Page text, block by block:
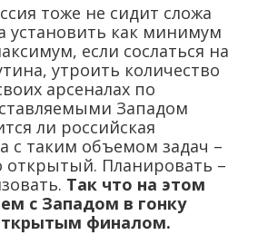
тоже не сидит сложа
установить как минимум
если сослаться на
утроить количество
арсеналах по
Западом
ли российская
с таким объемом задач –
открытый. Планировать –
Так что на этом
с Западом в гонку
финалом.